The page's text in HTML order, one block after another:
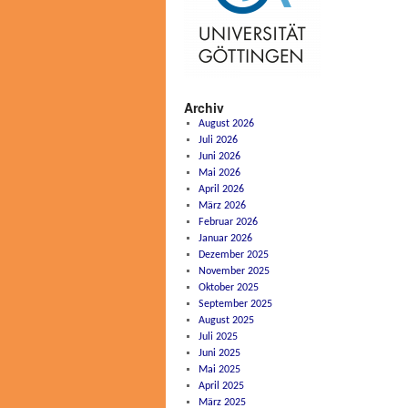
Archiv
August 2026
Juli 2026
Juni 2026
Mai 2026
April 2026
März 2026
Februar 2026
Januar 2026
Dezember 2025
November 2025
Oktober 2025
September 2025
August 2025
Juli 2025
Juni 2025
Mai 2025
April 2025
März 2025